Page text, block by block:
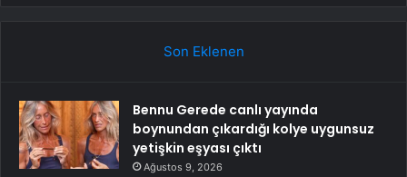
Son Eklenen
Bennu Gerede canlı yayında
boynundan çıkardığı kolye uygunsuz
yetişkin eşyası çıktı
Ağustos 9, 2026